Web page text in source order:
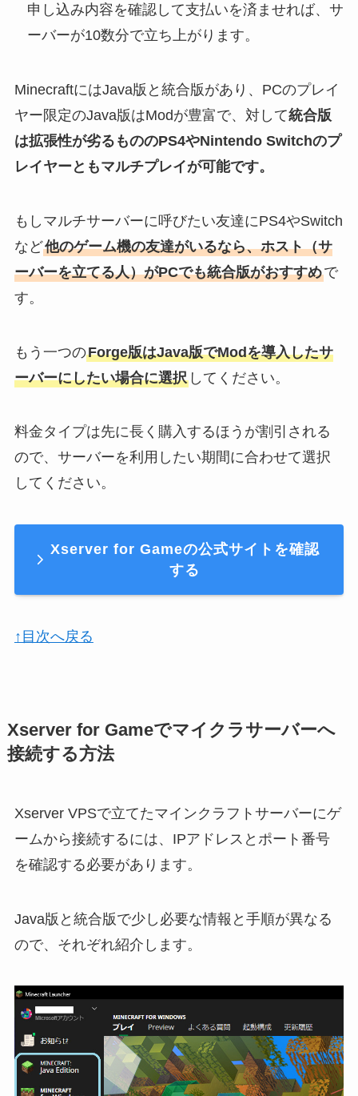
申し込み内容を確認して支払いを済ませれば、サ
ーバーが10数分で立ち上がります。
MinecraftにはJava版と統合版があり、PCのプレイ
ヤー限定のJava版はModが豊富で、対して統合版
は拡張性が劣るもののPS4やNintendo Switchのプ
レイヤーともマルチプレイが可能です。
もしマルチサーバーに呼びたい友達にPS4やSwitch
など他のゲーム機の友達がいるなら、ホスト（サ
ーバーを立てる人）がPCでも統合版がおすすめで
す。
もう一つのForge版はJava版でModを導入したサ
ーバーにしたい場合に選択してください。
料金タイプは先に長く購入するほうが割引される
ので、サーバーを利用したい期間に合わせて選択
してください。
Xserver for Gameの公式サイトを確認
する
↑目次へ戻る
Xserver for Gameでマイクラサーバーへ
接続する方法
Xserver VPSで立てたマインクラフトサーバーにゲ
ームから接続するには、IPアドレスとポート番号
を確認する必要があります。
Java版と統合版で少し必要な情報と手順が異なる
ので、それぞれ紹介します。